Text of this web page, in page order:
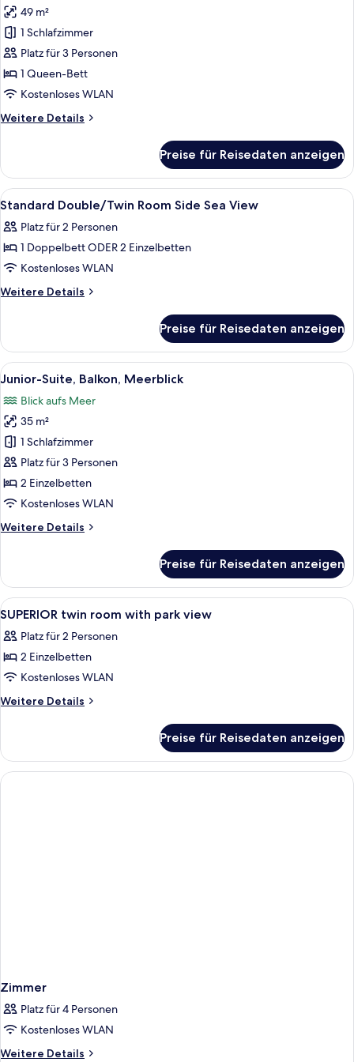
Suite,
Balkon,
Meerblick
anzeigen
49 m²
1 Schlafzimmer
Platz für 3 Personen
1 Queen-Bett
Kostenloses WLAN
Weitere Details
Weitere
Balkon,
Meerblick
Preise für Reisedaten anzeigen
Alle
Fotos
für
Standard
Double/Twin
Room
View
anzeigen
Daunenbettdecken, Minibar,
2
Standard Double/Twin Room Side Sea View
Platz für 2 Personen
1 Doppelbett ODER 2 Einzelbetten
Kostenloses WLAN
Weitere Details
Weitere
Double/Twin
Room
Side
View
Preise für Reisedaten anzeigen
Alle
Fotos
für
Junior-
Suite,
Balkon,
Meerblick
anzeigen
Ein Hotelzimmer mit Bett,
8
Junior-Suite, Balkon, Meerblick
Blick aufs Meer
35 m²
1 Schlafzimmer
Platz für 3 Personen
2 Einzelbetten
Kostenloses WLAN
Weitere Details
Weitere
Suite,
Balkon,
Meerblick
Preise für Reisedaten anzeigen
Alle
Fotos
für
SUPERIOR
twin
room
view
anzeigen
Daunenbettdecken, Minibar,
4
SUPERIOR twin room with park view
Platz für 2 Personen
2 Einzelbetten
Kostenloses WLAN
Weitere Details
Weitere
twin
room
with
Preise für Reisedaten anzeigen
Zimmer
Platz für 4 Personen
Kostenloses WLAN
Weitere Details
Weitere